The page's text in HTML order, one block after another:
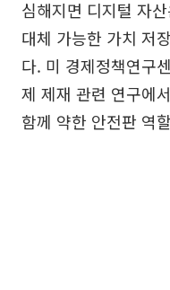
심해지면 디지털 자
대체 가능한 가치 저
다. 미 경제정책연구
제 제재 관련 연구에
함께 약한 안전판 역